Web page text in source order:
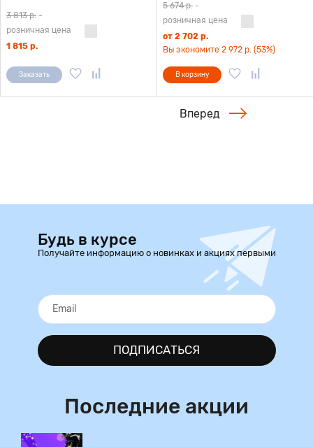
3 813 р. -
розничная цена
1 815 р.
Заказать
5 674 р. -
розничная цена
от 2 702 р.
Вы экономите 2 972 р. (53%)
В корзину
Вперед
Будь в курсе
Получайте информацию о новинках и акциях первыми
ПОДПИСАТЬСЯ
Последние акции